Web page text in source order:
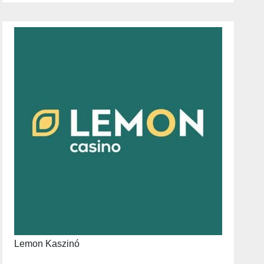
Lemon Kaszinó